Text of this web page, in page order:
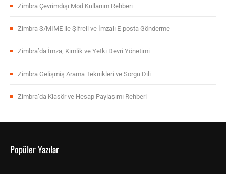
Zimbra Çevrimdışı Mod Kullanım Rehberi
Zimbra S/MIME ile Şifreli ve İmzalı E-posta Gönderme
Zimbra’da İmza, Kimlik ve Yetki Devri Yönetimi
Zimbra Gelişmiş Arama Teknikleri ve Sorgu Dili
Zimbra’da Klasör ve Hesap Paylaşımı Rehberi
Popüler Yazılar